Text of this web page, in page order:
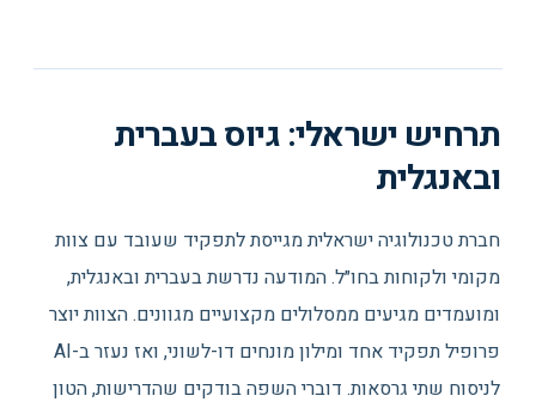
תרחיש ישראלי: גיוס בעברית
ובאנגלית
חברת טכנולוגיה ישראלית מגייסת לתפקיד שעובד עם צוות
מקומי ולקוחות בחו״ל. המודעה נדרשת בעברית ובאנגלית,
ומועמדים מגיעים ממסלולים מקצועיים מגוונים. הצוות יוצר
פרופיל תפקיד אחד ומילון מונחים דו-לשוני, ואז נעזר ב-AI
לניסוח שתי גרסאות. דוברי השפה בודקים שהדרישות, הטון